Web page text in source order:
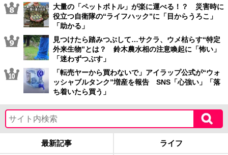
大量の「ペットボトル」が楽に運べる！？ 災害時に
役立つ自衛隊の“ライフハック”に「目からうろこ」
「助かる」
見つけたら踏みつぶして…サクラ、ウメ枯らす“特定
外来生物”とは？ 鈴木農水相の注意喚起に「怖い」
「迷わずつぶす」
「転売ヤーから買わないで」アイラップ公式が“ウォ
ッシャブルタンク”増産を報告 SNS「心強い」「落
ち着いたら買う」
最新記事 ライフ